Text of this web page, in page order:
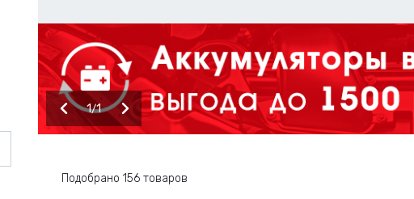
1 1
Подобрано 156 товаров